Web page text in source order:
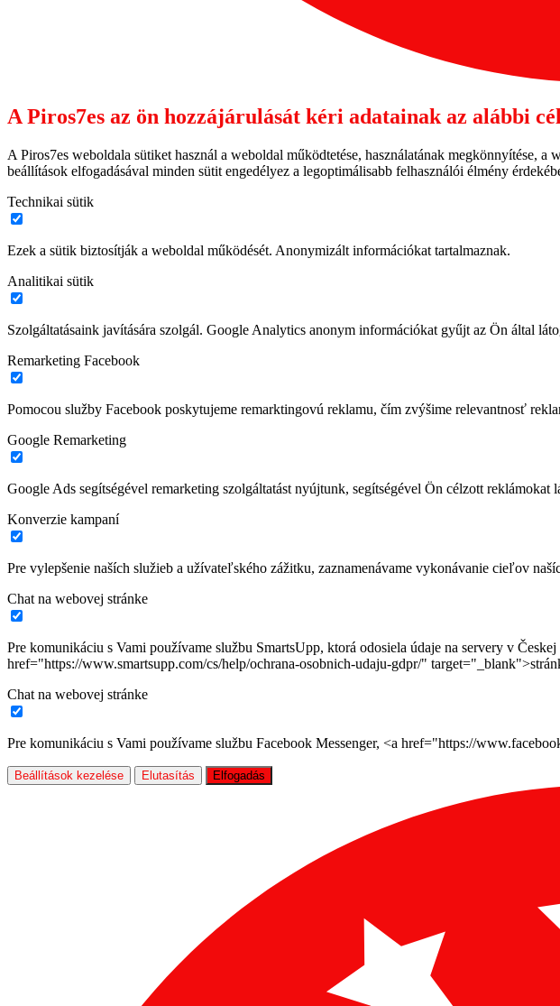
A Piros7es az ön hozzájárulását kéri adatainak az alábbi
A Piros7es weboldala sütiket használ a weboldal működtetése, használatának megkönnyítése,
beállítások elfogadásával minden sütit engedélyez a legoptimálisabb felhasználói élmény
Technikai sütik
Ezek a sütik biztosítják a weboldal működését. Anonymizált információkat tartalmaznak.
Analitikai sütik
Szolgáltatásaink javítására szolgál. Google Analytics anonym információkat gyűjt az Ön által
Remarketing Facebook
Pomocou služby Facebook poskytujeme remarktingovú reklamu, čím zvýšime relevantnosť
Google Remarketing
Google Ads segítségével remarketing szolgáltatást nyújtunk, segítségével Ön célzott reklámokat
Konverzie kampaní
Pre vylepšenie naších služieb a užívateľského zážitku, zaznamenávame vykonávanie cieľov
Chat na webovej stránke
Pre komunikáciu s Vami používame službu SmartsUpp, ktorá odosiela údaje na servery v
href="https://www.smartsupp.com/cs/help/ochrana-osobnich-udaju-gdpr/"
Chat na webovej stránke
Pre komunikáciu s Vami používame službu Facebook Messenger, <a href="https://
Beállítások kezelése Elutasítás Elfogadás